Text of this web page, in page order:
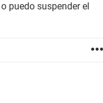
puedo suspender el